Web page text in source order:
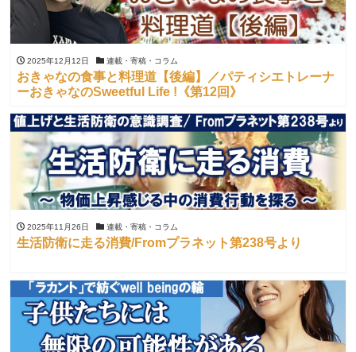
2025年12月12日 連載・寄稿・コラム
おきゃなの食事と料理道【後編】／パティシエトレーナ
ーおきゃなのSweetful Life !《第12回》
2025年11月26日 連載・寄稿・コラム
生活防衛に走る消費/Fromプラネット第238号より